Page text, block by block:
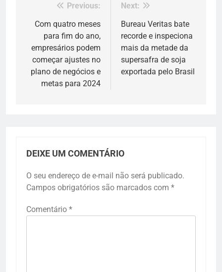
Navegação
de
Post
Previous:
Com quatro meses
para fim do ano,
empresários podem
começar ajustes no
plano de negócios e
metas para 2024
Next:
Bureau Veritas bate
recorde e inspeciona
mais da metade da
supersafra de soja
exportada pelo Brasil
DEIXE UM COMENTÁRIO
O seu endereço de e-mail não será publicado.
Campos obrigatórios são marcados com *
Comentário *